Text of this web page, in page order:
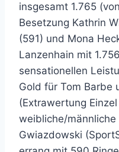
insgesamt 1.765
Besetzung Kathrin
(591) und Mona
Lanzenhain mit
sensationellen
Gold für Tom Barbe
(Extrawertung
weibliche/
Gwiazdowski